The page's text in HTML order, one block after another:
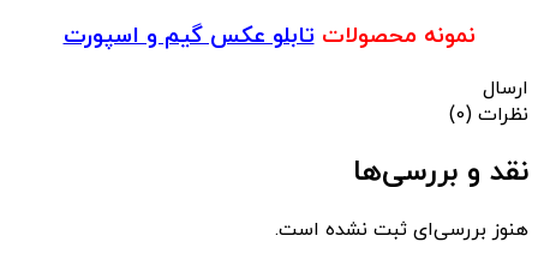
نمونه محصولاتتابلو عکس گیم و اسپورت
ارسال
نظرات (0)
نقد و بررسی‌ها
هنوز بررسی‌ای ثبت نشده است.